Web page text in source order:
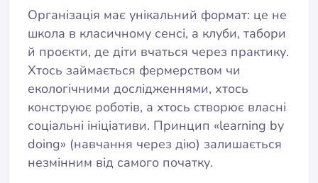
Організація має унікальний формат: це не
школа в класичному сенсі, а клуби, табори
й проєкти, де діти вчаться через практику.
Хтось займається фермерством чи
екологічними дослідженнями, хтось
конструює роботів, а хтось створює власні
соціальні ініціативи. Принцип «learning by
doing» (навчання через дію) залишається
незмінним від самого початку.